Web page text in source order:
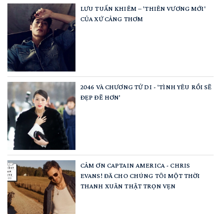
LƯU TUẤN KHIÊM – 'THIÊN VƯƠNG MỚI'
CỦA XỨ CẢNG THƠM
2046 VÀ CHƯƠNG TỬ DI - 'TÌNH YÊU RỒI SẼ
ĐẸP ĐẼ HƠN'
CẢM ƠN CAPTAIN AMERICA - CHRIS
EVANS! ĐÃ CHO CHÚNG TÔI MỘT THỜI
THANH XUÂN THẬT TRỌN VẸN